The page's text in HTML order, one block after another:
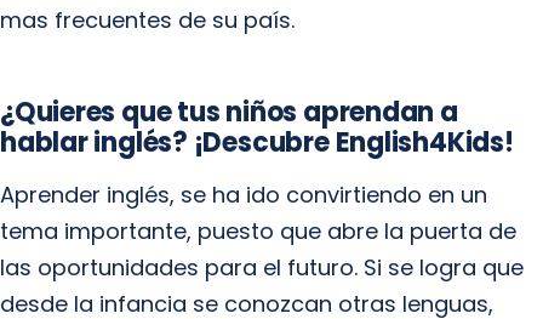
mas frecuentes de su país.
¿Quieres que tus niños aprendan a
hablar inglés? ¡Descubre English4Kids!
Aprender inglés, se ha ido convirtiendo en un
tema importante, puesto que abre la puerta de
las oportunidades para el futuro. Si se logra que
desde la infancia se conozcan otras lenguas,